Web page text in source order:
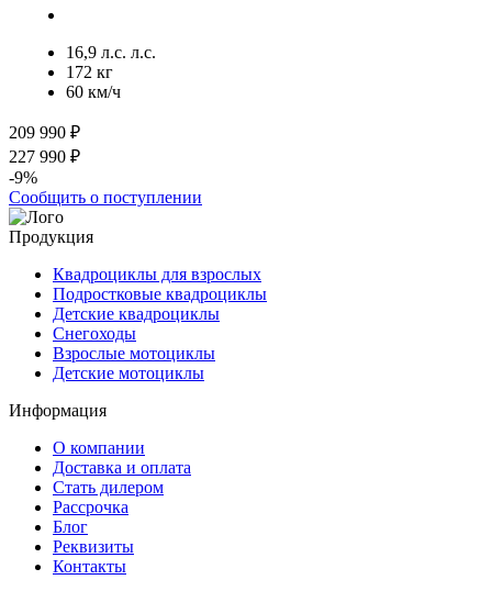
16,9 л.с. л.с.
172 кг
60 км/ч
209 990 ₽
227 990 ₽
-9%
Сообщить о поступлении
Продукция
Квадроциклы для взрослых
Подростковые квадроциклы
Детские квадроциклы
Снегоходы
Взрослые мотоциклы
Детские мотоциклы
Информация
О компании
Доставка и оплата
Стать дилером
Рассрочка
Блог
Реквизиты
Контакты